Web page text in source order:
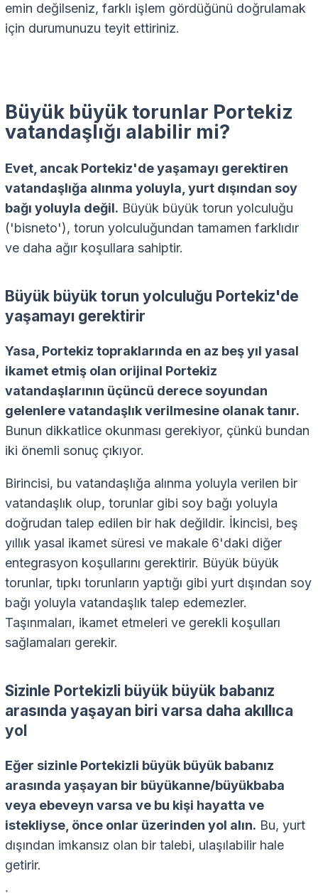
emin değilseniz, farklı işlem gördüğünü doğrulamak
için durumunuzu teyit ettiriniz.
Büyük büyük torunlar Portekiz
vatandaşlığı alabilir mi?
Evet, ancak Portekiz'de yaşamayı gerektiren
vatandaşlığa alınma yoluyla, yurt dışından soy
bağı yoluyla değil. Büyük büyük torun yolculuğu
('bisneto'), torun yolculuğundan tamamen farklıdır
ve daha ağır koşullara sahiptir.
Büyük büyük torun yolculuğu Portekiz'de
yaşamayı gerektirir
Yasa, Portekiz topraklarında en az beş yıl yasal
ikamet etmiş olan orijinal Portekiz
vatandaşlarının üçüncü derece soyundan
gelenlere vatandaşlık verilmesine olanak tanır.
Bunun dikkatlice okunması gerekiyor, çünkü bundan
iki önemli sonuç çıkıyor.
Birincisi, bu vatandaşlığa alınma yoluyla verilen bir
vatandaşlık olup, torunlar gibi soy bağı yoluyla
doğrudan talep edilen bir hak değildir. İkincisi, beş
yıllık yasal ikamet süresi ve makale 6'daki diğer
entegrasyon koşullarını gerektirir. Büyük büyük
torunlar, tıpkı torunların yaptığı gibi yurt dışından soy
bağı yoluyla vatandaşlık talep edemezler.
Taşınmaları, ikamet etmeleri ve gerekli koşulları
sağlamaları gerekir.
Sizinle Portekizli büyük büyük babanız
arasında yaşayan biri varsa daha akıllıca
yol
Eğer sizinle Portekizli büyük büyük babanız
arasında yaşayan bir büyükanne/büyükbaba
veya ebeveyn varsa ve bu kişi hayatta ve
istekliyse, önce onlar üzerinden yol alın. Bu, yurt
dışından imkansız olan bir talebi, ulaşılabilir hale
getirir.